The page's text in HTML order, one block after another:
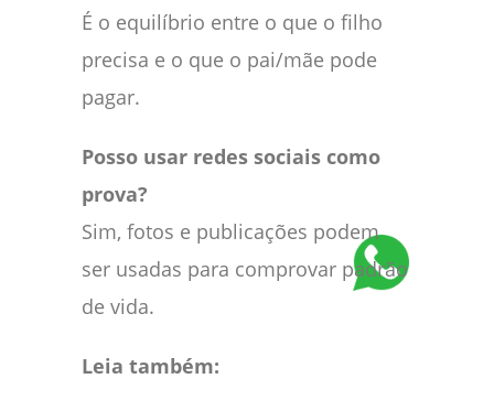
É o equilíbrio entre o que o filho
precisa e o que o pai/mãe pode
pagar.
Posso usar redes sociais como
prova?
Sim, fotos e publicações podem
ser usadas para comprovar padrão
de vida.
Leia também: